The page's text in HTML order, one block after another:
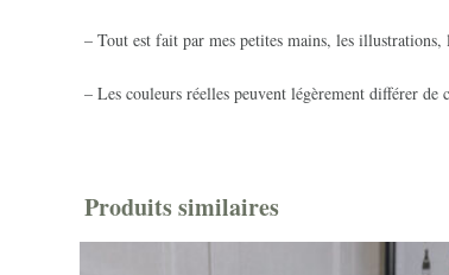
– Tout est fait par mes petites mains, les illustrations,
– Les couleurs réelles peuvent légèrement différer de
Produits similaires